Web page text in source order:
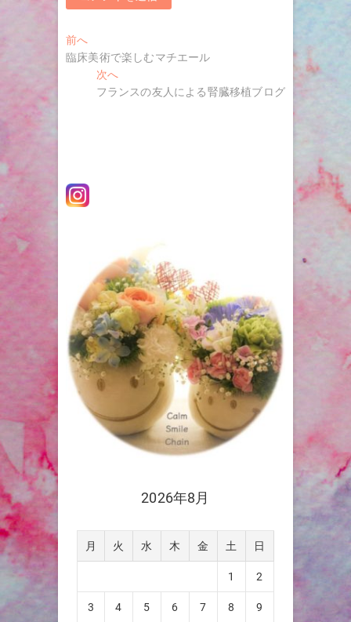
投
稿
シ
前へ
去
の
投
臨床美術で楽しむマチエール
次へ
の
フランスの友人による腎臓移植ブログ
2026年8月
月 火 水 木 金 土 日
1 2
3 4 5 6 7 8 9